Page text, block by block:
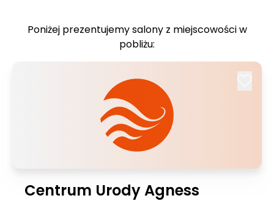
Poniżej prezentujemy salony z miejscowości w
pobliżu:
Centrum Urody Agness